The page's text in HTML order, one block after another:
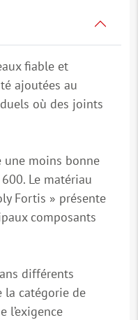
fiable et
ajoutées au
où des joints
une moins bonne
Le matériau
Fortis » présente
composants
différents
la catégorie de
l’exigence